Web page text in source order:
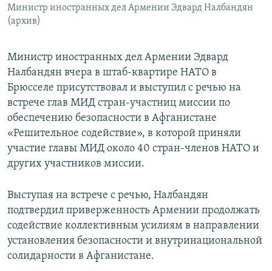
Все сайты Радио Азатутюн
Министр иностранных дел Армении Эдвард Налбандян
(архив)
Министр иностранных дел Армении Эдвард
Налбандян вчера в штаб-квартире НАТО в
Брюсселе присутствовал и выступил с речью на
встрече глав МИД стран-участниц миссии по
обеспечению безопасности в Афганистане
«Решительное содействие», в которой приняли
участие главы МИД около 40 стран-членов НАТО и
других участников миссии.
Выступая на встрече с речью, Налбандян
подтвердил приверженность Армении продолжать
содействие коллективным усилиям в направлении
установления безопасности и внутринациональной
солидарности в Афганистане.